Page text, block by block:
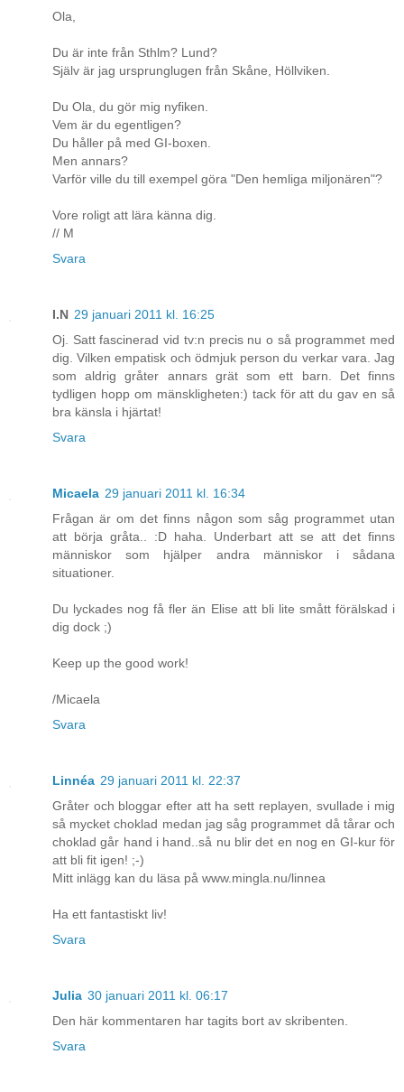
Ola,
Du är inte från Sthlm? Lund?
Själv är jag ursprunglugen från Skåne, Höllviken.
Du Ola, du gör mig nyfiken.
Vem är du egentligen?
Du håller på med GI-boxen.
Men annars?
Varför ville du till exempel göra "Den hemliga miljonären"?
Vore roligt att lära känna dig.
// M
Svara
I.N 29 januari 2011 kl. 16:25
Oj. Satt fascinerad vid tv:n precis nu o så programmet med
dig. Vilken empatisk och ödmjuk person du verkar vara. Jag
som aldrig gråter annars grät som ett barn. Det finns
tydligen hopp om mänskligheten:) tack för att du gav en så
bra känsla i hjärtat!
Svara
Micaela 29 januari 2011 kl. 16:34
Frågan är om det finns någon som såg programmet utan
att börja gråta.. :D haha. Underbart att se att det finns
människor som hjälper andra människor i sådana
situationer.
Du lyckades nog få fler än Elise att bli lite smått förälskad i
dig dock ;)
Keep up the good work!
/Micaela
Svara
Linnéa 29 januari 2011 kl. 22:37
Gråter och bloggar efter att ha sett replayen, svullade i mig
så mycket choklad medan jag såg programmet då tårar och
choklad går hand i hand..så nu blir det en nog en GI-kur för
att bli fit igen! ;-)
Mitt inlägg kan du läsa på www.mingla.nu/linnea
Ha ett fantastiskt liv!
Svara
Julia 30 januari 2011 kl. 06:17
Den här kommentaren har tagits bort av skribenten.
Svara